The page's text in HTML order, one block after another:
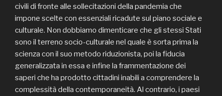
civili di fronte alle sollecitazioni della pandemia che
impone scelte con essenziali ricadute sul piano sociale e
culturale. Non dobbiamo dimenticare che gli stessi Stati
sono il terreno socio-culturale nel quale è sorta prima la
scienza con il suo metodo riduzionista, poi la fiducia
generalizzata in essa e infine la frammentazione dei
saperi che ha prodotto cittadini inabili a comprendere la
complessità della contemporaneità. Al contrario, i paesi